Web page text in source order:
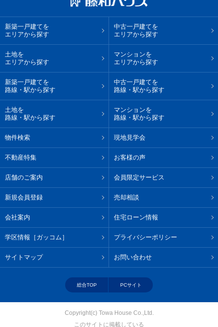
新築一戸建てを
エリアから探す
中古一戸建てを
エリアから探す
土地を
エリアから探す
マンションを
エリアから探す
新築一戸建てを
路線・駅から探す
中古一戸建てを
路線・駅から探す
土地を
路線・駅から探す
マンションを
路線・駅から探す
物件検索 現地見学会
不動産特集 お客様の声
店舗のご案内 会員限定サービス
新規会員登録 売却相談
会社案内 住宅ローン情報
学区情報［ガッコム］ プライバシーポリシー
サイトマップ お問い合わせ
総合TOP PCサイト
Copyright(c) Towa House Co.,Ltd.
このサイトに掲載している